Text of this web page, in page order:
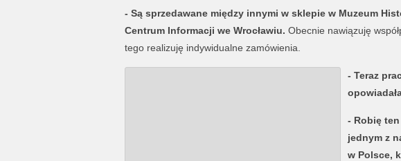
- Są sprzedawane między innymi w sklepie w Muzeum
Centrum Informacji we Wrocławiu. Obecnie nawiązuję
tego realizuję indywidualne zamówienia.
- Teraz
- Robię
jednym z
w Polsce,